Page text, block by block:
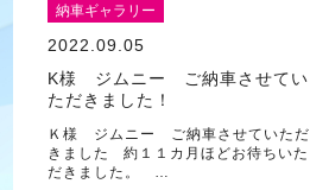
納車ギャラリー
2022.09.05
K様 ジムニー ご納車させてい
ただきました！
Ｋ様 ジムニー ご納車させていただ
きました 約１１カ月ほどお待ちいた
だきました。 …